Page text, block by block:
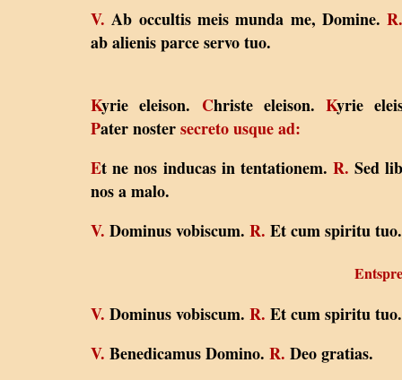
V. Ab occultis meis munda me, Domine.
ab alienis parce servo tuo.
Kyrie eleison. Christe eleison.Kyrie
Pater nostersecreto usque ad:
Et ne nos inducas in tentationem.R. Sed
nos a malo.
V. Dominus vobiscum. R. Et cum spiritu tuo.
V. Dominus vobiscum. R. Et cum spiritu tuo.
V. Benedicamus Domino. R. Deo gratias.